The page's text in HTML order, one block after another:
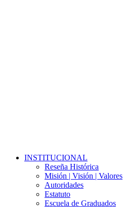
Close
INSTITUCIONAL
Reseña Histórica
Misión | Visión | Valores
Autoridades
Estatuto
Escuela de Graduados